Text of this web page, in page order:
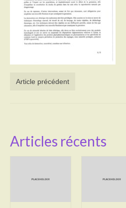
Contact
Heures d’ouverture
Démarches administratives
Article précédent
Articles récents